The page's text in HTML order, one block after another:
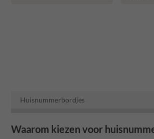
Huisnummerbordjes
Waarom kiezen voor